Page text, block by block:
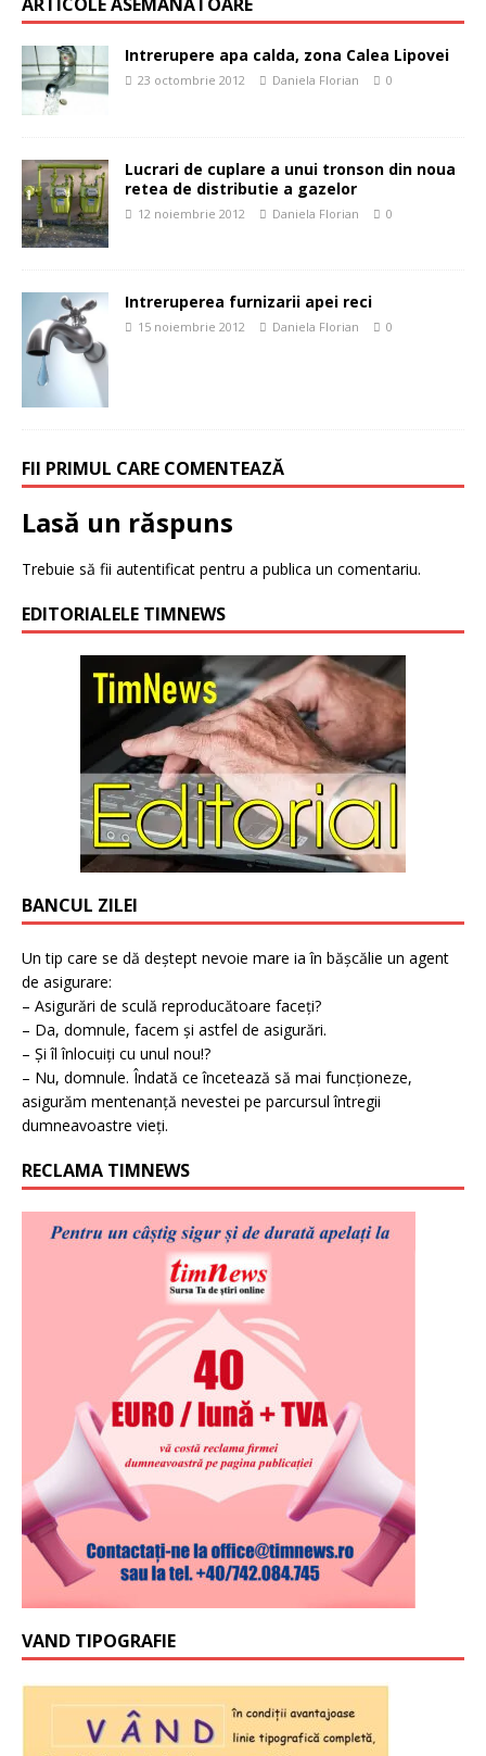
Intrerupere apa calda, zona Calea Lipovei
23 octombrie 2012 Daniela Florian 0
Lucrari de cuplare a unui tronson din noua
retea de distributie a gazelor
12 noiembrie 2012 Daniela Florian 0
Intreruperea furnizarii apei reci
15 noiembrie 2012 Daniela Florian 0
FII PRIMUL CARE COMENTEAZĂ
Lasă un răspuns
Trebuie să fii autentificat pentru a publica un comentariu.
EDITORIALELE TIMNEWS
BANCUL ZILEI
Un tip care se dă deștept nevoie mare ia în bășcălie un agent
de asigurare:
– Asigurări de sculă reproducătoare faceți?
– Da, domnule, facem și astfel de asigurări.
– Și îl înlocuiți cu unul nou!?
– Nu, domnule. Îndată ce încetează să mai funcționeze,
asigurăm mentenanță nevestei pe parcursul întregii
dumneavoastre vieți.
RECLAMA TIMNEWS
VAND TIPOGRAFIE